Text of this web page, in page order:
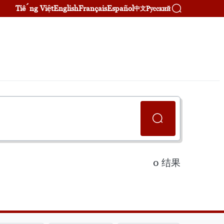
Tiếng ViệtEnglishFrançaisEspañol中文Русский
0 结果